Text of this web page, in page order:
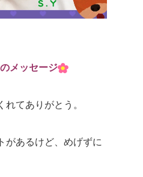
メッセージ
れてありがとう。
があるけど、めげずに